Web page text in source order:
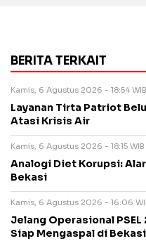
BERITA TERKAIT
Kamis, 6 Agustus 2026 - 18:54 WIB
Layanan Tirta Patriot
Atasi Krisis Air
Kamis, 6 Agustus 2026 - 18:15 WIB
Analogi Diet Korupsi:
Bekasi
Kamis, 6 Agustus 2026 - 16:06
Jelang Operasional
Siap Mengaspal di Bekasi